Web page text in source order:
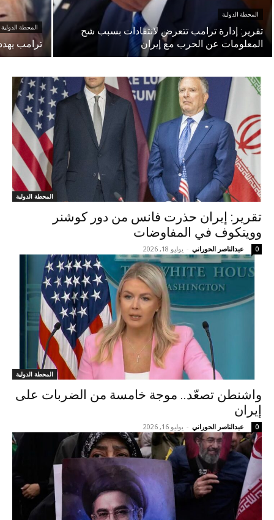
المحطة الدولية
تقرير: إدارة ترامب تتعرض لانتقادات بسبب شح
المعلومات عن الحرب مع إيران
المحطة الدولية
ترامب
المحطة الدولية
تقرير: إيران حذرت فانس من دور كوشنر
وويتكوف في المفاوضات
عبدالناصر الحوراني - يوليو 18, 2026 0
المحطة الدولية
واشنطن تصعّد.. موجة خامسة من الضربات على
إيران
عبدالناصر الحوراني - يوليو 16, 2026 0